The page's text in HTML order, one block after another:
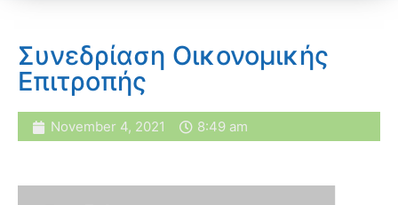
Συνεδρίαση Οικονομικής
Επιτροπής
November 4, 2021 8:49 am